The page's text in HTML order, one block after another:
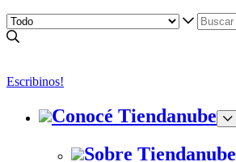
Escribinos!
Conocé Tiendanube
Sobre Tiendanube